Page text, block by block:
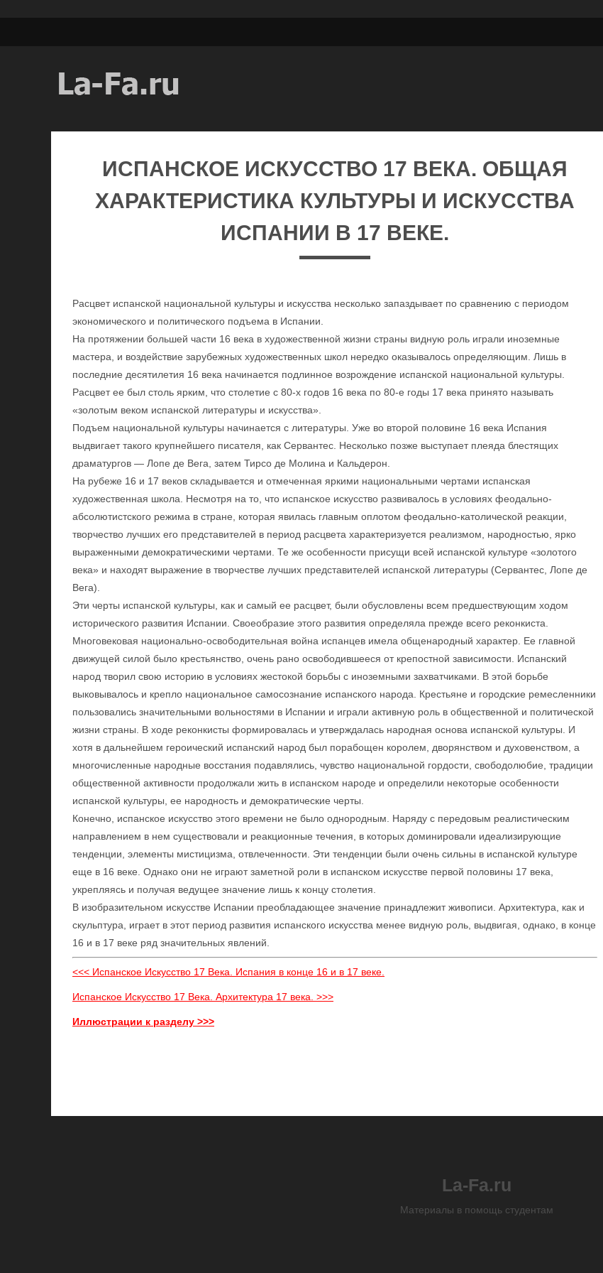
ИСПАНСКОЕ ИСКУССТВО 17 ВЕКА. ОБЩАЯ
ХАРАКТЕРИСТИКА КУЛЬТУРЫ И ИСКУССТВА
ИСПАНИИ В 17 ВЕКЕ.
Расцвет испанской национальной культуры и искусства несколько запаздывает по сравнению с периодом
экономического и политического подъема в Испании.
На протяжении большей части 16 века в художественной жизни страны видную роль играли иноземные
мастера, и воздействие зарубежных художественных школ нередко оказывалось определяющим. Лишь в
последние десятилетия 16 века начинается подлинное возрождение испанской национальной культуры.
Расцвет ее был столь ярким, что столетие с 80-х годов 16 века по 80-е годы 17 века принято называть
«золотым веком испанской литературы и искусства».
Подъем национальной культуры начинается с литературы. Уже во второй половине 16 века Испания
выдвигает такого крупнейшего писателя, как Сервантес. Несколько позже выступает плеяда блестящих
драматургов — Лопе де Вега, затем Тирсо де Молина и Кальдерон.
На рубеже 16 и 17 веков складывается и отмеченная яркими национальными чертами испанская
художественная школа. Несмотря на то, что испанское искусство развивалось в условиях феодально-
абсолютистского режима в стране, которая явилась главным оплотом феодально-католической реакции,
творчество лучших его представителей в период расцвета характеризуется реализмом, народностью, ярко
выраженными демократическими чертами. Те же особенности присущи всей испанской культуре «золотого
века» и находят выражение в творчестве лучших представителей испанской литературы (Сервантес, Лопе де
Вега).
Эти черты испанской культуры, как и самый ее расцвет, были обусловлены всем предшествующим ходом
исторического развития Испании. Своеобразие этого развития определяла прежде всего реконкиста.
Многовековая национально-освободительная война испанцев имела общенародный характер. Ее главной
движущей силой было крестьянство, очень рано освободившееся от крепостной зависимости. Испанский
народ творил свою историю в условиях жестокой борьбы с иноземными захватчиками. В этой борьбе
выковывалось и крепло национальное самосознание испанского народа. Крестьяне и городские ремесленники
пользовались значительными вольностями в Испании и играли активную роль в общественной и политической
жизни страны. В ходе реконкисты формировалась и утверждалась народная основа испанской культуры. И
хотя в дальнейшем героический испанский народ был порабощен королем, дворянством и духовенством, а
многочисленные народные восстания подавлялись, чувство национальной гордости, свободолюбие, традиции
общественной активности продолжали жить в испанском народе и определили некоторые особенности
испанской культуры, ее народность и демократические черты.
Конечно, испанское искусство этого времени не было однородным. Наряду с передовым реалистическим
направлением в нем существовали и реакционные течения, в которых доминировали идеализирующие
тенденции, элементы мистицизма, отвлеченности. Эти тенденции были очень сильны в испанской культуре
еще в 16 веке. Однако они не играют заметной роли в испанском искусстве первой половины 17 века,
укрепляясь и получая ведущее значение лишь к концу столетия.
В изобразительном искусстве Испании преобладающее значение принадлежит живописи. Архитектура, как и
скульптура, играет в этот период развития испанского искусства менее видную роль, выдвигая, однако, в конце
16 и в 17 веке ряд значительных явлений.
<<< Испанское Искусство 17 Века. Испания в конце 16 и в 17 веке.
Испанское Искусство 17 Века. Архитектура 17 века. >>>
Иллюстрации к разделу >>>
La-Fa.ru
Материалы в помощь студентам